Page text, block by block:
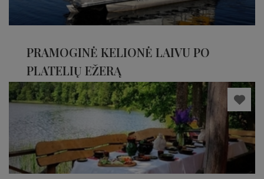
PRAMOGINĖ KELIONĖ LAIVU PO
PLATELIŲ EŽERĄ
Plungės rajonas